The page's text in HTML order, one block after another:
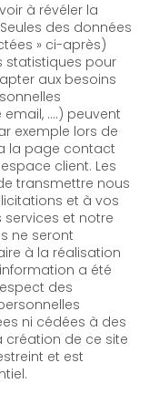
à révéler la
des données
» ci-après)
statistiques pour
….) peuvent
exemple lors de
la page contact
transmettre nous
et à vos
et notre
à la réalisation
a été
des
création de ce site
et est